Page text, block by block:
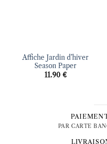
Affiche Jardin d’hiver
Season Paper
11.90 €
PAR CARTE